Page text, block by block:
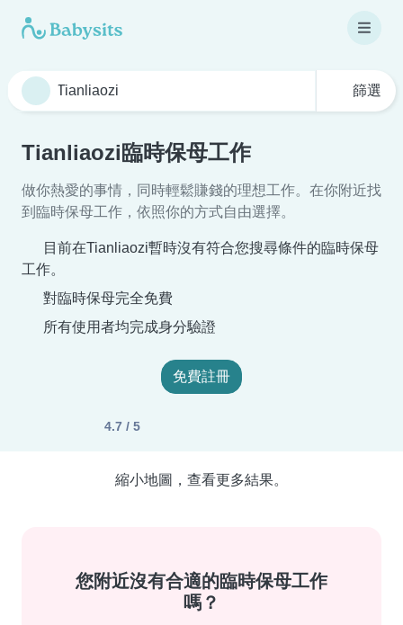
篩選
Tianliaozi臨時保母工作
做你熱愛的事情，同時輕鬆賺錢的理想工作。在你附近找
到臨時保母工作，依照你的方式自由選擇。
目前在Tianliaozi暫時沒有符合您搜尋條件的臨時保母
工作。
對臨時保母完全免費
所有使用者均完成身分驗證
免費註冊
4.7 / 5
縮小地圖，查看更多結果。
您附近沒有合適的臨時保母工作
嗎？